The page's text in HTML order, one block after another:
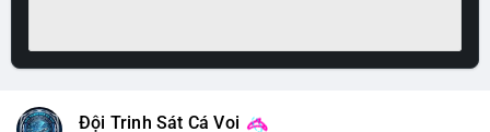
Đội Trinh Sát Cá Voi